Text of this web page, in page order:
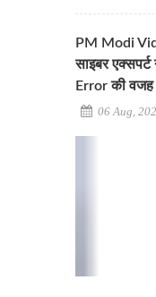
PM Modi
साइबर
Error की वजह
06 Aug,